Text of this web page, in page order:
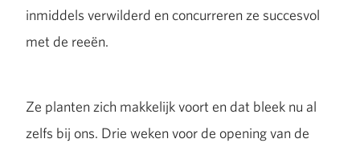
inmiddels verwilderd en concurreren ze succesvol
met de reeën.
Ze planten zich makkelijk voort en dat bleek nu al
zelfs bij ons. Drie weken voor de opening van de